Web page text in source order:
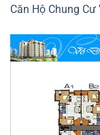
Căn Hộ Chung